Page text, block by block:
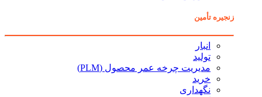
زنجیره تأمین
انبار
تولید
مدیریت چرخه عمر محصول (PLM)
خرید
نگهداری